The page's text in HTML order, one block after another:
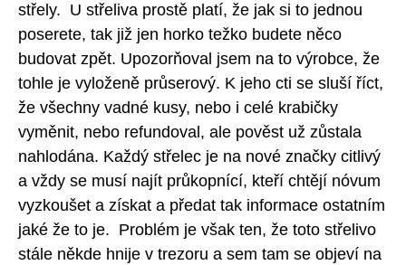
střely. U střeliva prostě platí, že jak si to jednou
poserete, tak již jen horko težko budete něco
budovat zpět. Upozorňoval jsem na to výrobce, že
tohle je vyloženě průserový. K jeho cti se sluší říct,
že všechny vadné kusy, nebo i celé krabičky
vyměnit, nebo refundoval, ale pověst už zůstala
nahlodána. Každý střelec je na nové značky citlivý
a vždy se musí najít průkopnící, kteří chtějí nóvum
vyzkoušet a získat a předat tak informace ostatním
jaké že to je. Problém je však ten, že toto střelivo
stále někde hnije v trezoru a sem tam se objeví na